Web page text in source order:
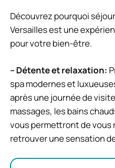
Découvrez pourquoi
Versailles est une
pour votre bien-être.
– Détente et relaxation:
spa modernes et
après une journée de
massages, les bains
vous permettront de vous
retrouver une sensation